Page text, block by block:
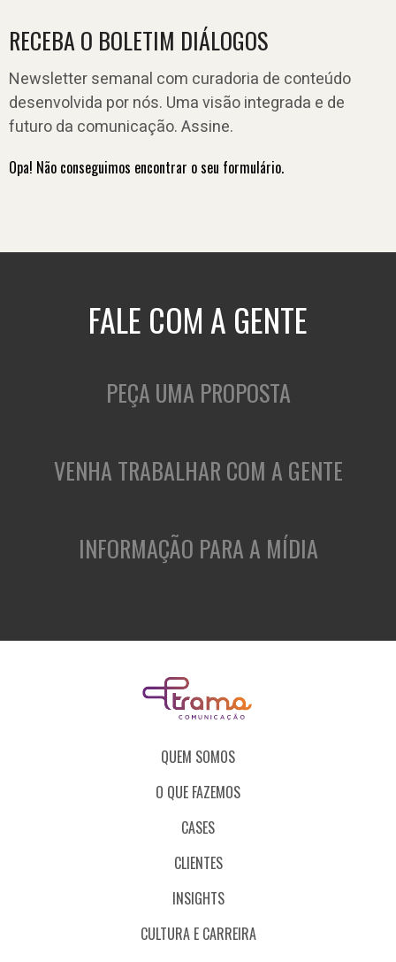
RECEBA O BOLETIM DIÁLOGOS
Newsletter semanal com curadoria de conteúdo
desenvolvida por nós. Uma visão integrada e de
futuro da comunicação. Assine.
Opa! Não conseguimos encontrar o seu formulário.
FALE COM A GENTE
PEÇA UMA PROPOSTA
VENHA TRABALHAR COM A GENTE
INFORMAÇÃO PARA A MÍDIA
QUEM SOMOS
O QUE FAZEMOS
CASES
CLIENTES
INSIGHTS
CULTURA E CARREIRA